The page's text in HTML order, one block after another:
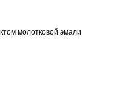
молотковой эмали